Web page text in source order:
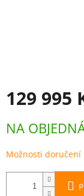
129 995
cena:
NA
Možnosti doručení